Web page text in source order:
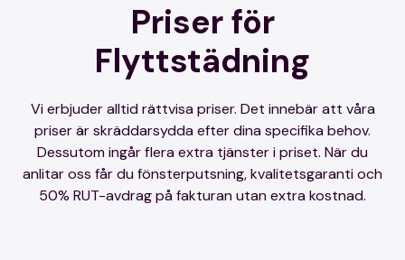
Priser för
Flyttstädning
Vi erbjuder alltid rättvisa priser. Det innebär att våra
priser är skräddarsydda efter dina specifika behov.
Dessutom ingår flera extra tjänster i priset. När du
anlitar oss får du fönsterputsning, kvalitetsgaranti och
50% RUT-avdrag på fakturan utan extra kostnad.